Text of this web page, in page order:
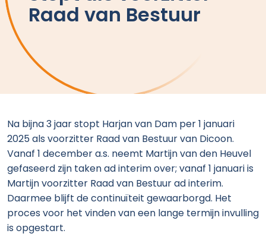
Raad van Bestuur
Na bijna 3 jaar stopt Harjan van Dam per 1 januari
2025 als voorzitter Raad van Bestuur van Dicoon.
Vanaf 1 december a.s. neemt Martijn van den Heuvel
gefaseerd zijn taken ad interim over; vanaf 1 januari is
Martijn voorzitter Raad van Bestuur ad interim.
Daarmee blijft de continuïteit gewaarborgd. Het
proces voor het vinden van een lange termijn invulling
is opgestart.